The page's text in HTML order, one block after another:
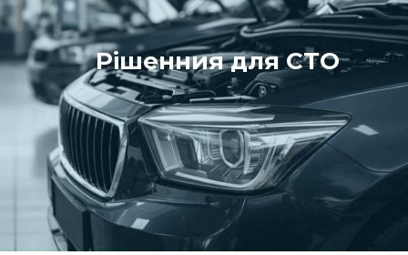
Рішенния для СТО